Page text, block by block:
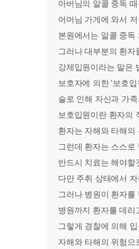
아버님의 알콜 중독
어머님 가게에 와서
본원에서는 알콜 중독
그러나 대부분의 환자
강제입원이라는 말은
보호자에 의한 '보호
술로 인해 자신과 가
보호입원이란 환자의
환자는 자해와 타해의
그런데 환자는 스스로
반드시 치료는 해야할
다만 주취 상태에서
그러나 병원이 환자를
병원까지 환자를 데리
그렇게 경찰에 의해
자해와 타해의 위험으